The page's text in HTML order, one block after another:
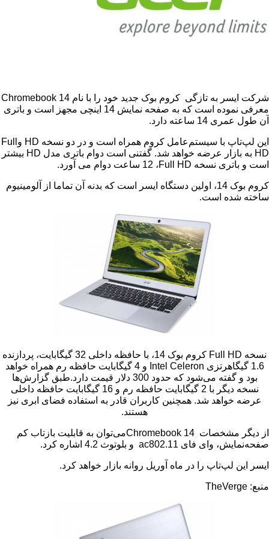
به تازگی کروم بوک جدید خود را با نام Chromebook 14
معرفی نموده است که به صفحه نمایش 14 اینچی مجهز است و باتری
دارد.
با سیستم‌عامل کروم همراه است و در دو نسخهHDوFull
عرضه خواهد شد. گفتنی است دوام باتری مدلHDبیشتر
نسخهFull HD ، 12 ساعت دوام می آورد.
کروم بوک 14، اولین دستگاه ایسر است که بدنه آن تماما از آلومینیوم
است.
Full
کروم بوک 14، با حافظه داخلی 32 گیگابایت، پردازنده
Intel Celeron
و 4 گیگابایت حافظه رم همراه خواهد
که حدود 300 دلار قیمت دارد.طبق گزارش
ها
نسخه دیگر با 2 گیگابایت حافظه رم و 16 گیگابایت حافظه داخلی
شد. همچنین کاربران قادر به استفاده فضای ابری نیز
مشخصاتChromebook 14می‌توان به قابلیت بازتاب کم
وای فای 802.11
acو بلوتوث 4.2 اشاره کرد.
لپ‌تاپ را در ماه آوریل روانه بازار خواهد کرد.